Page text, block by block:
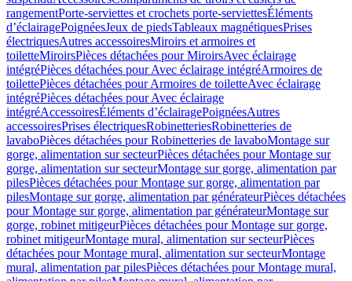
rangementPorte-serviettes et crochets porte-serviettesÉléments
d’éclairagePoignéesJeux de piedsTableaux magnétiquesPrises
électriquesAutres accessoiresMiroirs et armoires et
toiletteMiroirsPièces détachées pour MiroirsAvec éclairage
intégréPièces détachées pour Avec éclairage intégréArmoires de
toilettePièces détachées pour Armoires de toiletteAvec éclairage
intégréPièces détachées pour Avec éclairage
intégréAccessoiresÉléments d’éclairagePoignéesAutres
accessoiresPrises électriquesRobinetteriesRobinetteries de
lavaboPièces détachées pour Robinetteries de lavaboMontage sur
gorge, alimentation sur secteurPièces détachées pour Montage sur
gorge, alimentation sur secteurMontage sur gorge, alimentation par
pilesPièces détachées pour Montage sur gorge, alimentation par
pilesMontage sur gorge, alimentation par générateurPièces détachées
pour Montage sur gorge, alimentation par générateurMontage sur
gorge, robinet mitigeurPièces détachées pour Montage sur gorge,
robinet mitigeurMontage mural, alimentation sur secteurPièces
détachées pour Montage mural, alimentation sur secteurMontage
mural, alimentation par pilesPièces détachées pour Montage mural,